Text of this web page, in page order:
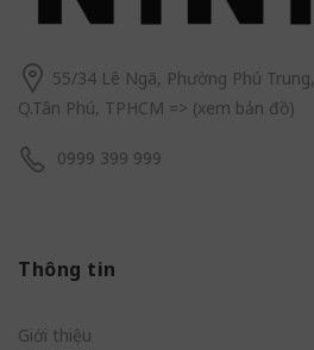
55/34 Lê Ngã, Phường Phú Trung,
Q.Tân Phú, TPHCM => (xem bản đồ)
0999 399 999
Thông tin
Giới thiệu